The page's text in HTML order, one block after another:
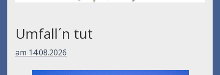
Umfall´n tut
am 14.08.2026